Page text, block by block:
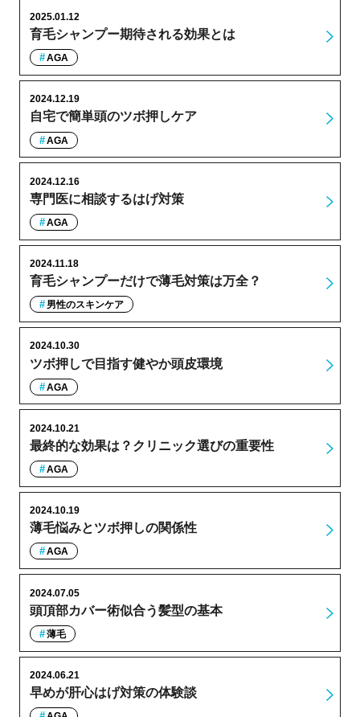
育毛シャンプー期待される効果とは
2025.01.12
AGA
自宅で簡単頭のツボ押しケア
2024.12.19
AGA
専門医に相談するはげ対策
2024.12.16
AGA
育毛シャンプーだけで薄毛対策は万全？
2024.11.18
男性のスキンケア
ツボ押しで目指す健やか頭皮環境
2024.10.30
AGA
最終的な効果は？クリニック選びの重要性
2024.10.21
AGA
薄毛悩みとツボ押しの関係性
2024.10.19
AGA
頭頂部カバー術似合う髪型の基本
2024.07.05
薄毛
早めが肝心はげ対策の体験談
2024.06.21